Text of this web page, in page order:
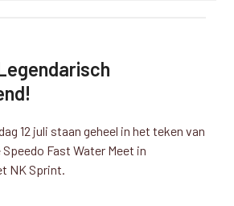
12 juli staan geheel in het teken van
Fast Water Meet in
NK Sprint.